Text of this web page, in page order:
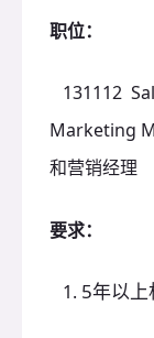
职位：
131112
Marketing
和营销经理
要求：
1. 5年以